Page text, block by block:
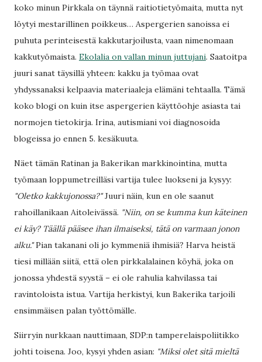
koko minun Pirkkala on täynnä raitiotietyömaita, mutta nyt
löytyi mestarillinen poikkeus… Aspergerien sanoissa ei
puhuta perinteisestä kakkutarjoilusta, vaan nimenomaan
kakkutyömaista. Ekolalia on vallan minun juttujani. Saatoitpa
juuri sanat täysillä yhteen: kakku ja työmaa ovat
yhdyssanaksi kelpaavia materiaaleja elämäni tehtaalla. Tämä
koko blogi on kuin itse aspergerien käyttöohje asiasta tai
normojen tietokirja. Irina, autismiani voi diagnosoida
blogeissa jo ennen 5. kesäkuuta.
Näet tämän Ratinan ja Bakerikan markkinointina, mutta
työmaan loppumetreilläsi vartija tulee luokseni ja kysyy:
"Oletko kakkujonossa?"Juuri näin, kun en ole saanut
rahoillanikaan Aitoleivässä. "Niin, on se kumma kun käteinen
ei käy? Täällä pääsee ihan ilmaiseksi, tätä on varmaan jonon
alku."Pian takanani oli jo kymmeniä ihmisiä? Harva heistä
tiesi millään siitä, että olen pirkkalalainen köyhä, joka on
jonossa yhdestä syystä – ei ole rahulia kahvilassa tai
ravintoloista istua. Vartija herkistyi, kun Bakerika tarjoili
ensimmäisen palan työttömälle.
Siirryin nurkkaan nauttimaan, SDP:n tamperelaispoliitikko
johti toisena. Joo, kysyi yhden asian: "Miksi olet sitä mieltä